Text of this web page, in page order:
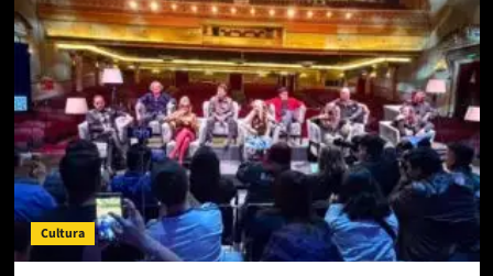
Cultura